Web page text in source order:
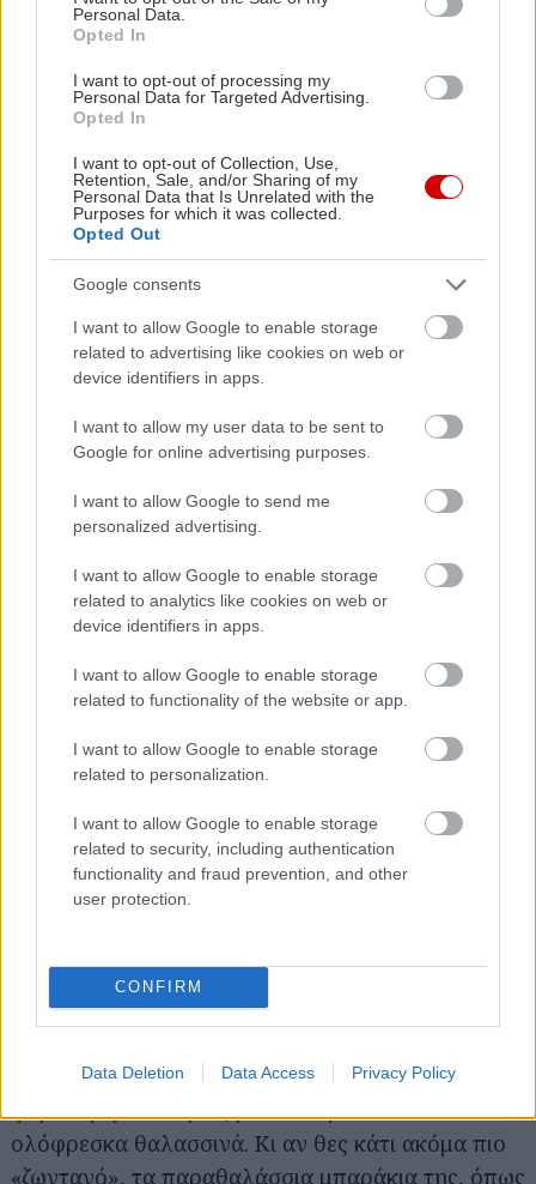
Personal Data.
Opted In
I want to opt-out of processing my
Personal Data for Targeted Advertising.
Opted In
I want to opt-out of Collection, Use,
Retention, Sale, and/or Sharing of my
Personal Data that Is Unrelated with the
Purposes for which it was collected.
Opted Out
Google consents
I want to allow Google to enable storage
related to advertising like cookies on web or
device identifiers in apps.
I want to allow my user data to be sent to
Google for online advertising purposes.
I want to allow Google to send me
personalized advertising.
I want to allow Google to enable storage
related to analytics like cookies on web or
device identifiers in apps.
I want to allow Google to enable storage
related to functionality of the website or app.
I want to allow Google to enable storage
related to personalization.
I want to allow Google to enable storage
related to security, including authentication
functionality and fraud prevention, and other
user protection.
CONFIRM
Data Deletion Data Access Privacy Policy
γίνεται; Δε γίνεται. Μόλις
τρία χιλιόμετρα από το δημοφιλές Χόρτο, η
Παγασητικού, προσφέροντας απλόχερα ηρεμία
και γαλήνη.
Αγαπημένο στέκι των ιστιοπλόων χάρη στο
απάνεμο λιμανάκι της, είναι το ιδανικό σημείο για
να ανοίξεις πανιά προς τις Σποράδες ή να
εξερευνήσεις με σκάφος τους μικρούς κόλπους
και τα νησάκια που μοιάζουν να ξεφυτρώνουν
τυχαία στη θάλασσα.
Και αν δεν είσαι εν πλω, καθόλου δεν πειράζει. Με
τις παραθαλάσσιες βόλτες της, τα ηλιοβασιλέματα
που βάφουν τον ουρανό πορτοκαλί και μοβ, αλλά
πάρουν οι ώρες κουβεντιάζοντας, η Μηλίνα είναι
ό,τι πρέπει για ζεν εξορμήσεις.
Αγαπημένο στέκι για τσιμπολόγημα εδώ η
ψαροταβέρνα Φάβιος με σούπερ θέα θάλασσα και
ολόφρεσκα θαλασσινά. Κι αν θες κάτι ακόμα πιο
«ζωντανό», τα παραθαλάσσια μπαράκια της, όπως